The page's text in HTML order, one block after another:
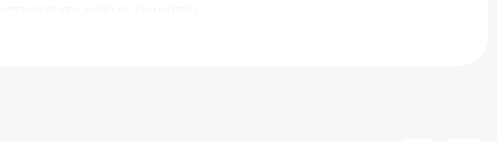
для бизнеса: